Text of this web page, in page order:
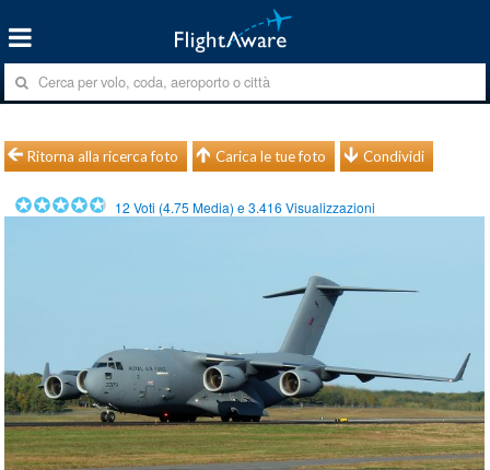
Ritorna alla ricerca foto Carica le tue foto Condividi
12 Voti (4.75 Media) e3.416 Visualizzazioni